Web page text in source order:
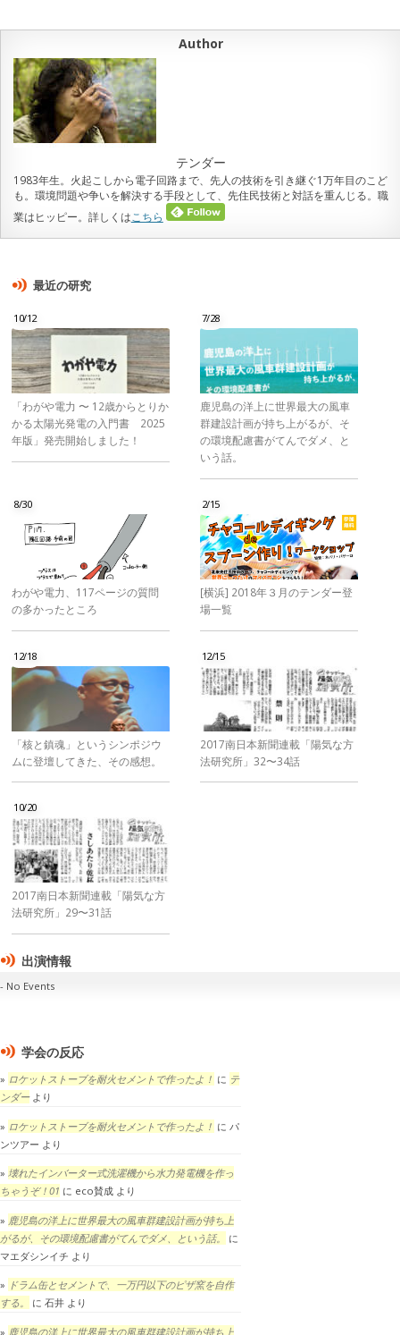
Author
テンダー
1983年生。火起こしから電子回路まで、先人の技術を引き継ぐ1万年目のこど
も。環境問題や争いを解決する手段として、先住民技術と対話を重んじる。職
業はヒッピー。詳しくは こちら
最近の研究
10/12
「わがや電力 〜 12歳からとりか
かる太陽光発電の入門書 2025
年版」発売開始しました！
7/28
鹿児島の洋上に世界最大の風車
群建設計画が持ち上がるが、そ
の環境配慮書がてんでダメ、と
いう話。
8/30
わがや電力、117ページの質問
の多かったところ
2/15
[横浜] 2018年３月のテンダー登
場一覧
12/18
「核と鎮魂」というシンポジウ
ムに登壇してきた、その感想。
12/15
2017南日本新聞連載「陽気な方
法研究所」32〜34話
10/20
2017南日本新聞連載「陽気な方
法研究所」29〜31話
出演情報
No Events
学会の反応
ロケットストーブを耐火セメントで作ったよ！ に テ
ンダーより
ロケットストーブを耐火セメントで作ったよ！ に パ
ンツアー より
壊れたインバーター式洗濯機から水力発電機を作っ
ちゃうぞ！01 に eco賛成 より
鹿児島の洋上に世界最大の風車群建設計画が持ち上
がるが、その環境配慮書がてんでダメ、という話。
に
マエダシンイチ より
ドラム缶とセメントで、一万円以下のピザ窯を自作
する。
に 石井 より
鹿児島の洋上に世界最大の風車群建設計画が持ち上